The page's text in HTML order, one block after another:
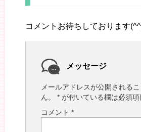
コメントお待ちしております
メッセージ
メールアドレスが公開される
ん。
* が付いている欄は必須項
コメント *